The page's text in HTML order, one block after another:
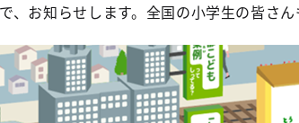
、お知らせします。全国の小学生の皆さん